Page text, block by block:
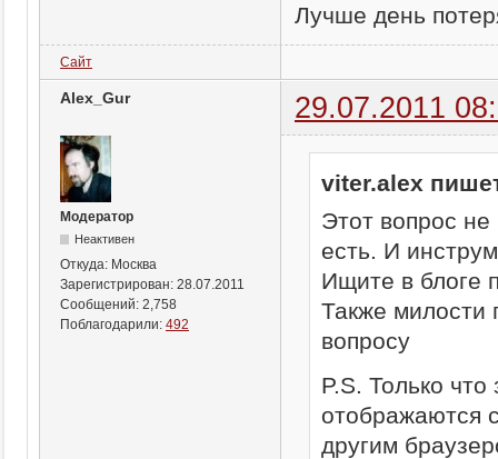
Лучше день
Сайт
Alex_Gur 29.07.2011
Модератор
Неактивен
Откуда: Москва
Зарегистрирован: 28.07.2011
Сообщений: 2,758
Поблагодарили: 492
viter.alex
Этот вопрос не
есть. И
Ищите в блоге
Также
вопросу
P.S. Только
отображаются
другим